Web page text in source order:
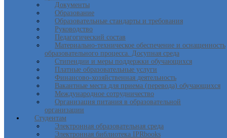
Документы
Образование
Образовательные стандарты и требования
Руководство
Педагогический состав
Материально-техническое обеспечение и оснащенность
образовательного процесса. Досупная среда
Стипендии и меры поддержки обучающихся
Платные образовательные услуги
Финансово-хозяйственная деятельность
Вакантные места для приема (перевода) обучающихся
Международное сотрудничество
Организация питания в образовательной
организации
Студентам
Электронная образовательная среда
Электронная библиотека IPRbooks